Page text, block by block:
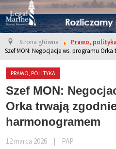
Strona główna
Prawo, polityka
Szef MON: Negocjacje ws. programu
PRAWO, POLITYKA
Szef MON:
Orka trwają
harmonogramem
12 marca 2026 PAP